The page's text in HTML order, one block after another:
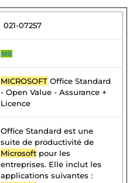
021-07257
MS
MICROSOFT Office Standard
- Open Value - Assurance +
Licence
Office Standard est une
suite de productivité de
Microsoft pour les
entreprises. Elle inclut les
applications suivantes :